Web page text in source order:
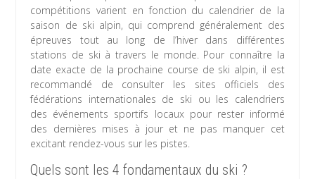
compétitions varient en fonction du calendrier de la
saison de ski alpin, qui comprend généralement des
épreuves tout au long de l’hiver dans différentes
stations de ski à travers le monde. Pour connaître la
date exacte de la prochaine course de ski alpin, il est
recommandé de consulter les sites officiels des
fédérations internationales de ski ou les calendriers
des événements sportifs locaux pour rester informé
des dernières mises à jour et ne pas manquer cet
excitant rendez-vous sur les pistes.
Quels sont les 4 fondamentaux du ski ?